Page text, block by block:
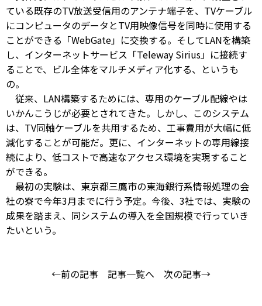
ている既存のTV放送受信用のアンテナ端子を、TVケーブル
にコンピュータのデータとTV用映像信号を同時に使用する
ことができる「WebGate」に交換する。そしてLANを構築
し、インターネットサービス「Teleway Sirius」に接続す
ることで、ビル全体をマルチメディア化する、というも
の。
従来、LAN構築するためには、専用のケーブル配線やは
いかんこうじが必要とされてきた。しかし、このシステム
は、TV同軸ケーブルを共用するため、工事費用が大幅に低
減化することが可能だ。更に、インターネットの専用線接
続により、低コストで高速なアクセス環境を実現すること
ができる。
最初の実験は、東京都三鷹市の東海銀行系情報処理の会
社の寮で今年3月までに行う予定。今後、3社では、実験の
成果を踏まえ、同システムの導入を全国規模で行っていき
たいという。
←前の記事 記事一覧へ 次の記事→